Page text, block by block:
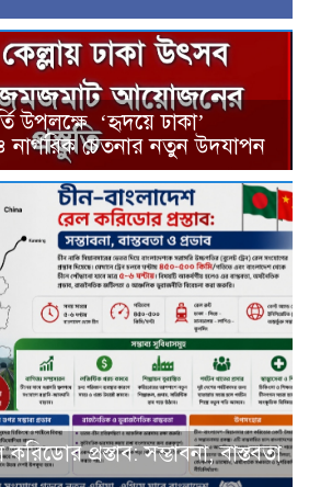
উপলক্ষে ‘হৃদয়ে ঢাকা’
নাগরিক চেতনার নতুন উদযাপন
প্রস্তাব: সম্ভাবনা, বাস্তবতা